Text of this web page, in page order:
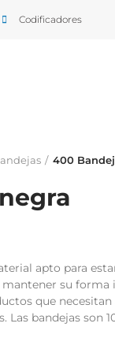
Codificadores
400
apto para
su forma
que
bandejas son